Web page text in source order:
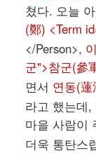
쳤다. 오늘
(鄭) <Term
</Person>,
군">참군(參
면서 연동(蓮
라고 했는데
마을 사람이
더욱 통탄스